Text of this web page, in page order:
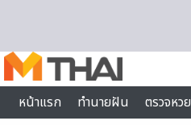
หน้าแรก
ทำนายฝัน ตรวจหวย